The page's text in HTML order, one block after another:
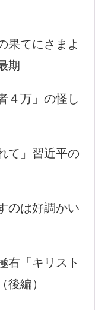
果てにさまよ
期
４万」の怪し
て」習近平の
のは好調かい
右「キリスト
後編）